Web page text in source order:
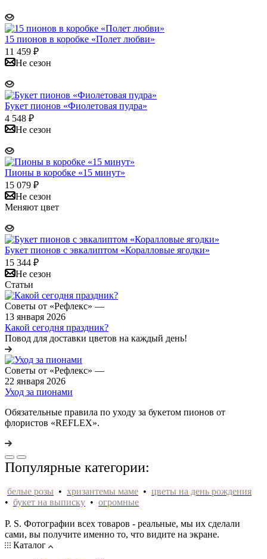
15 пионов в коробке «Полет любви»
11 459 ₽
Не сезон
Букет пионов «Фиолетовая пудра»
4 548 ₽
Не сезон
Пионы в коробке «15 минут»
15 079 ₽
Не сезон
Меняют цвет
Букет пионов с эвкалиптом «Коралловые ягодки»
15 344 ₽
Не сезон
Статьи
Советы от «Рефлекс» —
13 января 2026
Какой сегодня праздник?
Повод для доставки цветов на каждый день!
Советы от «Рефлекс» —
22 января 2026
Уход за пионами
Обязательные правила по уходу за букетом пионов от
флористов «REFLEX».
Популярные категории:
белые розы • хризантемы маме • цветы на день рождения
• букет на выписку • огромные
P. S. Фотографии всех товаров - реальные, мы их сделали
сами, вы получите именно то, что видите на экране.
Каталог